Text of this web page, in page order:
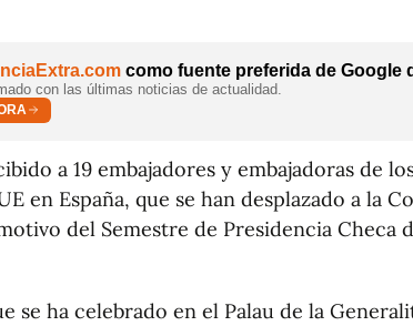
como fuente preferida de Google
con las últimas noticias de actualidad.
a 19 embajadores y embajadoras de
en España, que se han desplazado a la
del Semestre de Presidencia Checa
se ha celebrado en el Palau de la